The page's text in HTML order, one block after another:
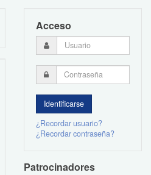
Acceso
¿Recordar usuario?
¿Recordar contraseña?
Patrocinadores